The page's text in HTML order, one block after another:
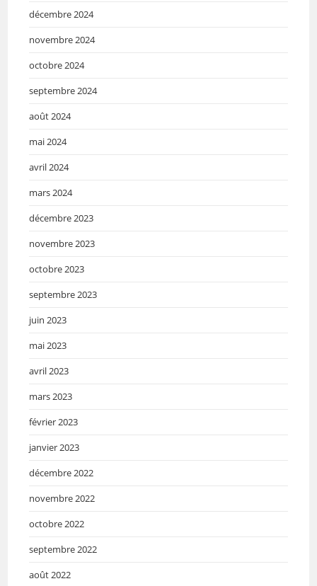
décembre 2024
novembre 2024
octobre 2024
septembre 2024
août 2024
mai 2024
avril 2024
mars 2024
décembre 2023
novembre 2023
octobre 2023
septembre 2023
juin 2023
mai 2023
avril 2023
mars 2023
février 2023
janvier 2023
décembre 2022
novembre 2022
octobre 2022
septembre 2022
août 2022